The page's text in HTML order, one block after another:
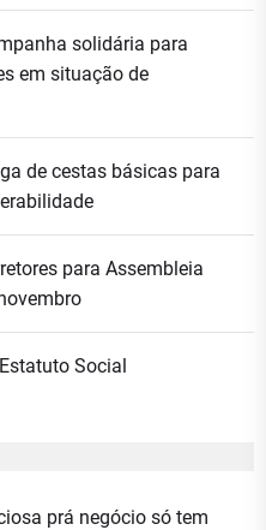
solidária para
em situação de
de cestas básicas para
para Assembleia
Social
prá negócio só tem